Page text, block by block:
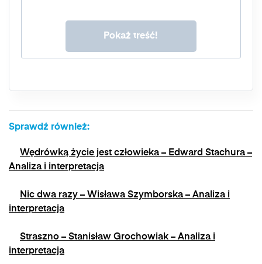
sprostowania, usunięcia, ograniczenia
przetwarzania, prawo do przenoszenia danych,
bez wpływu na zgodność z prawem
jest możliwe poprzez kontakt z Administratorem
naciśniecie przycisku "wypisz się" znajdującego
się w wiadomościach e-mail od nas.
Sprawdź również:
Wędrówką życie jest człowieka – Edward Stachura –
Analiza i interpretacja
Nic dwa razy – Wisława Szymborska – Analiza i
interpretacja
Straszno – Stanisław Grochowiak – Analiza i
interpretacja